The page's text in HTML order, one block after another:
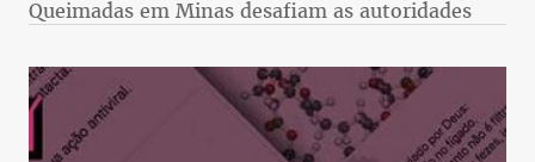
Queimadas em Minas desafiam as autoridades